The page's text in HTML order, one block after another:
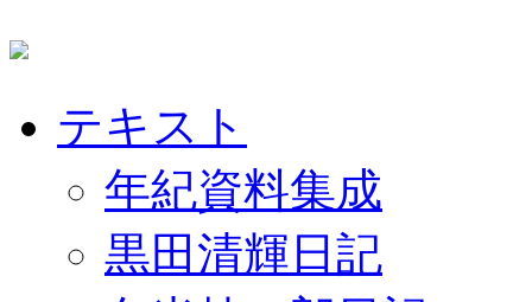
テキスト
年紀資料集成
黒田清輝日記